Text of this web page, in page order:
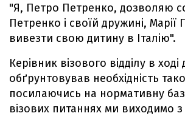
"Я, Петро Петренко, дозволяю
Петренко і своїй дружині, Марії
вивезти свою дитину в Італію".
Керівник візового відділу в ході
обґрунтовував необхідність
посилаючись на нормативну
візових питаннях ми виходимо з